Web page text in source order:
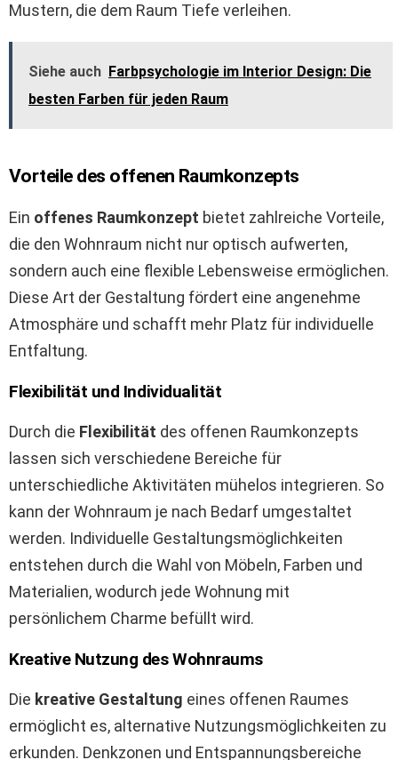
Mustern, die dem Raum Tiefe verleihen.
Siehe auch Farbpsychologie im Interior Design: Die
besten Farben für jeden Raum
Vorteile des offenen Raumkonzepts
Ein offenes Raumkonzept bietet zahlreiche Vorteile,
die den Wohnraum nicht nur optisch aufwerten,
sondern auch eine flexible Lebensweise ermöglichen.
Diese Art der Gestaltung fördert eine angenehme
Atmosphäre und schafft mehr Platz für individuelle
Entfaltung.
Flexibilität und Individualität
Durch die Flexibilität des offenen Raumkonzepts
lassen sich verschiedene Bereiche für
unterschiedliche Aktivitäten mühelos integrieren. So
kann der Wohnraum je nach Bedarf umgestaltet
werden. Individuelle Gestaltungsmöglichkeiten
entstehen durch die Wahl von Möbeln, Farben und
Materialien, wodurch jede Wohnung mit
persönlichem Charme befüllt wird.
Kreative Nutzung des Wohnraums
Die kreative Gestaltung eines offenen Raumes
ermöglicht es, alternative Nutzungsmöglichkeiten zu
erkunden. Denkzonen und Entspannungsbereiche